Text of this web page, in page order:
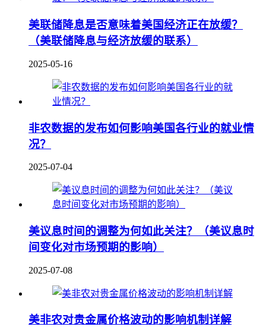
美联储降息是否意味着美国经济正在放缓？
（美联储降息与经济放缓的联系）
2025-05-16
非农数据的发布如何影响美国各行业的就业情
况？
2025-07-04
美议息时间的调整为何如此关注？（美议息时
间变化对市场预期的影响）
2025-07-08
美非农对贵金属价格波动的影响机制详解